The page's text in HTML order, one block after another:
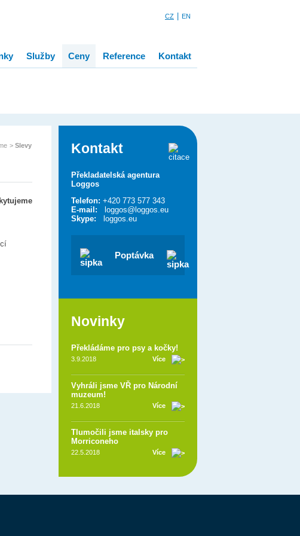
CZ EN
Služby Ceny Reference Kontakt
> Slevy Kontakt
Překladatelská agentura
Loggos
Telefon: +420 773 577 343
E-mail:
loggos@loggos.eu
Skype:
loggos.eu
Poptávka
Novinky
Překládáme pro psy a kočky!
3.9.2018 Více
Vyhráli jsme VŘ pro Národní
muzeum!
21.6.2018 Více
Tlumočili jsme italsky pro
Morriconeho
22.5.2018 Více